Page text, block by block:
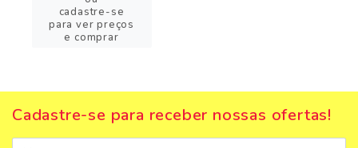
cadastre-se
para ver preços
e comprar
Cadastre-se para receber nossas ofertas!